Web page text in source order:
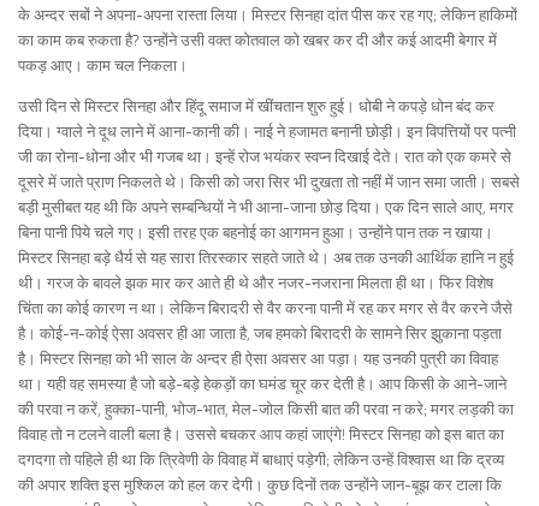
के अन्दर सबों ने अपना-अपना रास्ता लिया। मिस्टर सिनहा दांत पीस कर रह गए; लेकिन हाकिमों
का काम कब रुकता है? उन्होंने उसी वक्त कोतवाल को खबर कर दी और कई आदमी बेगार में
पकड़ आए। काम चल निकला।
उसी दिन से मिस्टर सिनहा और हिंदू समाज में खींचतान शुरु हुई। धोबी ने कपड़े धोन बंद कर
दिया। ग्वाले ने दूध लाने में आना-कानी की। नाई ने हजामत बनानी छोड़ी। इन विपत्तियों पर पत्नी
जी का रोना-धोना और भी गजब था। इन्हें रोज भयंकर स्वप्न दिखाई देते। रात को एक कमरे से
दूसरे में जाते प्राण निकलते थे। किसी को जरा सिर भी दुखता तो नहीं में जान समा जाती। सबसे
बड़ी मुसीबत यह थी कि अपने सम्बन्धियों ने भी आना-जाना छोड़ दिया। एक दिन साले आए, मगर
बिना पानी पिये चले गए। इसी तरह एक बहनोई का आगमन हुआ। उन्होंने पान तक न खाया।
मिस्टर सिनहा बड़े धैर्य से यह सारा तिरस्कार सहते जाते थे। अब तक उनकी आर्थिक हानि न हुई
थी। गरज के बावले झक मार कर आते ही थे और नजर-नजराना मिलता ही था। फिर विशेष
चिंता का कोई कारण न था। लेकिन बिरादरी से वैर करना पानी में रह कर मगर से वैर करने जैसे
है। कोई-न-कोई ऐसा अवसर ही आ जाता है, जब हमको बिरादरी के सामने सिर झुकाना पड़ता
है। मिस्टर सिनहा को भी साल के अन्दर ही ऐसा अवसर आ पड़ा। यह उनकी पुत्री का विवाह
था। यही वह समस्या है जो बड़े-बड़े हेकड़ों का घमंड चूर कर देती है। आप किसी के आने-जाने
की परवा न करें, हुक्का-पानी, भोज-भात, मेल-जोल किसी बात की परवा न करे; मगर लड़की का
विवाह तो न टलने वाली बला है। उससे बचकर आप कहां जाएंगे! मिस्टर सिनहा को इस बात का
दगदगा तो पहिले ही था कि त्रिवेणी के विवाह में बाधाएं पड़ेगी; लेकिन उन्हें विश्वास था कि द्रव्य
की अपार शक्ति इस मुश्किल को हल कर देगी। कुछ दिनों तक उन्होंने जान-बूझ कर टाला कि